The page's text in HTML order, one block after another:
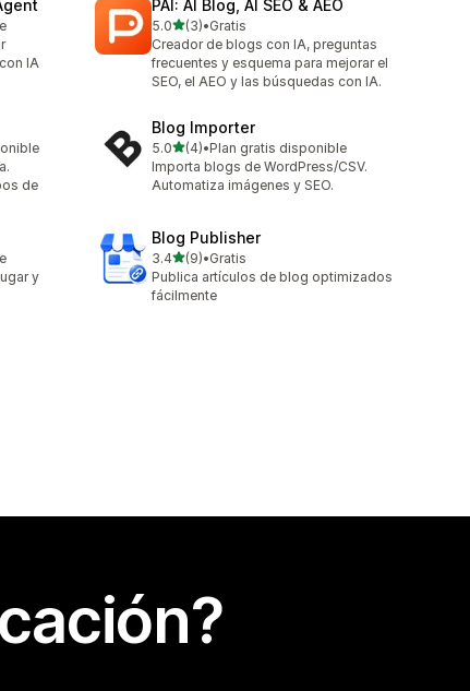
IA
PAI: AI Blog, AI SEO & AEO
5.0de 5 estrellas
(3)
3 reseñas en total
•Gratis
Creador de blogs con IA, preguntas
frecuentes y esquema para mejorar el
SEO, el AEO y las búsquedas con IA.
de
Blog Importer
5.0de 5 estrellas
(4)
4 reseñas en total
•Plan gratis disponible
Importa blogs de WordPress/CSV.
Automatiza imágenes y SEO.
y
Blog Publisher
3.4de 5 estrellas
(9)
9 reseñas en total
•Gratis
Publica artículos de blog optimizados
fácilmente